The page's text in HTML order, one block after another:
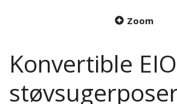
Zoom
Konvertible EIO